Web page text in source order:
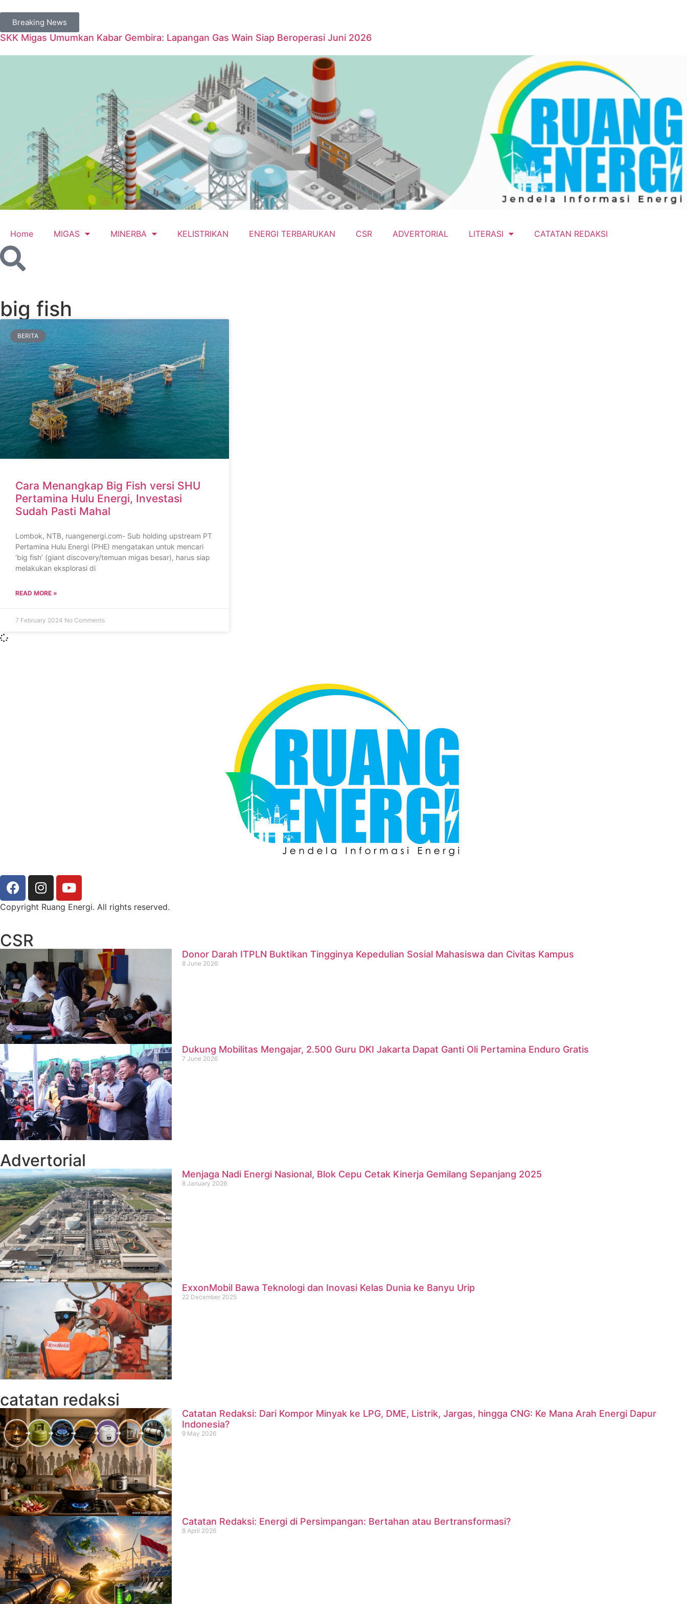
Breaking News
SKK Migas Umumkan Kabar Gembira: Lapangan Gas Wain Siap Beroperasi Juni 2026
Home MIGAS MINERBA KELISTRIKAN ENERGI TERBARUKAN CSR ADVERTORIAL LITERASI CATATAN REDAKSI
big fish
BERITA
Cara Menangkap Big Fish versi SHU
Pertamina Hulu Energi, Investasi
Sudah Pasti Mahal
Lombok, NTB, ruangenergi.com- Sub holding upstream PT
Pertamina Hulu Energi (PHE) mengatakan untuk mencari
‘big fish’ (giant discovery/temuan migas besar), harus siap
melakukan eksplorasi di
READ MORE »
7 February 2024 No Comments
Copyright Ruang Energi. All rights reserved.
CSR
Donor Darah ITPLN Buktikan Tingginya Kepedulian Sosial Mahasiswa dan Civitas Kampus
8 June 2026
Dukung Mobilitas Mengajar, 2.500 Guru DKI Jakarta Dapat Ganti Oli Pertamina Enduro Gratis
7 June 2026
Advertorial
Menjaga Nadi Energi Nasional, Blok Cepu Cetak Kinerja Gemilang Sepanjang 2025
8 January 2026
ExxonMobil Bawa Teknologi dan Inovasi Kelas Dunia ke Banyu Urip
22 December 2025
catatan redaksi
Catatan Redaksi: Dari Kompor Minyak ke LPG, DME, Listrik, Jargas, hingga CNG: Ke Mana Arah Energi Dapur
Indonesia?
9 May 2026
Catatan Redaksi: Energi di Persimpangan: Bertahan atau Bertransformasi?
8 April 2026